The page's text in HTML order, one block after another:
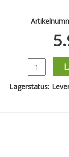
Lagerstatus: